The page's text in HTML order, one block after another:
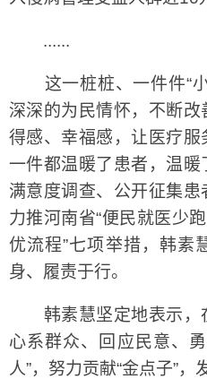
......
这一桩桩、一件件“小
深深的为民情怀，不断
得感、幸福感，让医疗
一件都温暖了患者，温
满意度调查、公开征集
力推河南省“便民就医少
优流程”七项举措，韩素
身、履责于行。
韩素慧坚定地表示，
心系群众、回应民意、
人”，努力贡献“金点子”，